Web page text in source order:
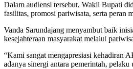
Dalam audiensi tersebut, Wakil Bupati
fasilitas, promosi pariwisata, serta peran
Vanda Sarundajang menyambut baik
kesejahteraan masyarakat melalui
“Kami sangat mengapresiasi kehadiran
adanya sinergi antara pemerintah, pelaku